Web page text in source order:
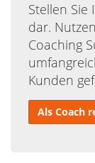
Stellen Sie
dar.
Coaching
Kunden
Als Coach